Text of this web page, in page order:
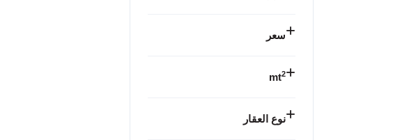
سعر
mt2
نوع العقار